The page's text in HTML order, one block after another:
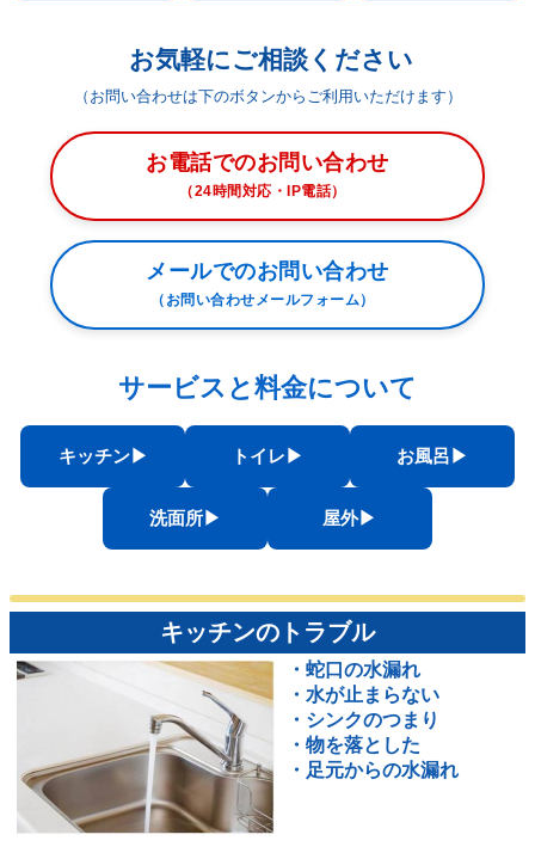
お気軽にご相談ください
（お問い合わせは下のボタンからご利用いただけます）
お電話でのお問い合わせ
（24時間対応・IP電話）
メールでのお問い合わせ
（お問い合わせメールフォーム）
サービスと料金について
キッチン▶︎ トイレ▶︎ お風呂▶︎
洗面所▶︎ 屋外▶︎
キッチンのトラブル
・蛇口の水漏れ
・水が止まらない
・シンクのつまり
・物を落とした
・足元からの水漏れ